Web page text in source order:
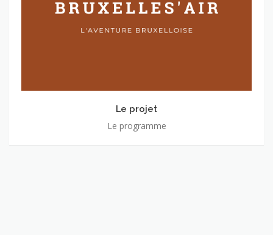
Le projet
Le programme